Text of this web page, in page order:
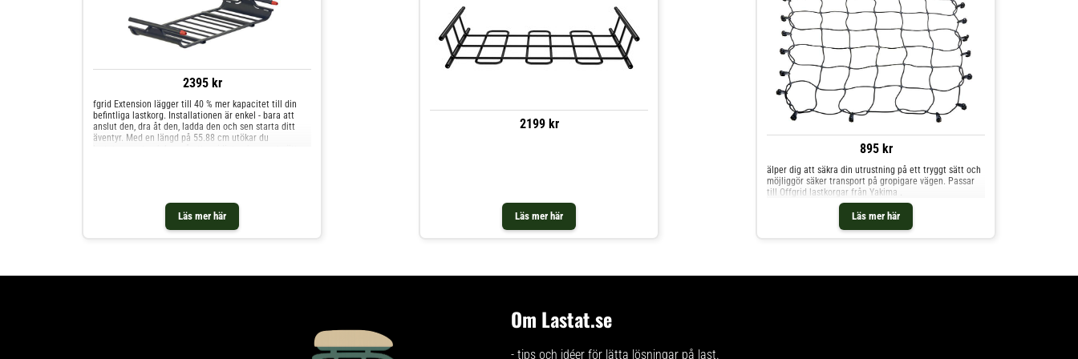
2395 kr
Läs mer här
fgrid Extension lägger till 40 % mer kapacitet till din
befintliga lastkorg. Installationen är enkel - bara att
anslut den, dra åt den, ladda den och sen starta ditt
äventyr. Med en längd på 55.88 cm utökar du
2199 kr
Läs mer här
895 kr
Läs mer här
älper dig att säkra din utrustning på ett tryggt sätt och
möjliggör säker transport på gropigare vägen. Passar
till Offgrid lastkorgar från Yakima .
Om Lastat.se
- tips och idéer för lätta lösningar på last.